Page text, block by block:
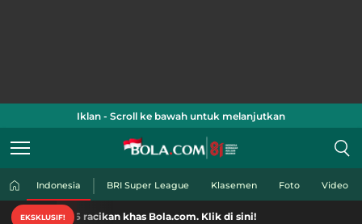
Iklan - Scroll ke bawah untuk melanjutkan
Indonesia BRI Super League Klasemen Foto Video
EKSKLUSIF!
racikan khas Bola.com. Klik di sini!